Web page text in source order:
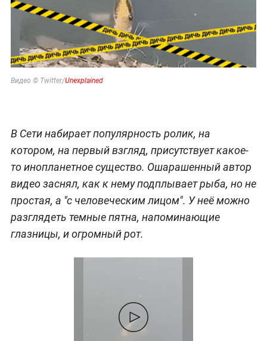
Видео © Twitter/Unexplained
В Сети набирает популярность ролик, на
котором, на первый взгляд, присутствует какое-
то инопланетное существо. Ошарашенный автор
видео заснял, как к нему подплывает рыба, но не
простая, а "с человеческим лицом". У неё можно
разглядеть темные пятна, напоминающие
глазницы, и огромный рот.